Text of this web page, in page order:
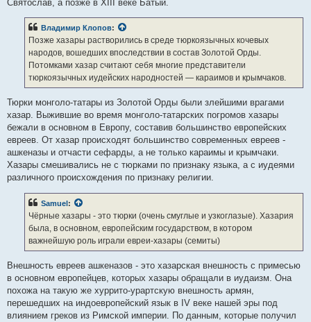
Святослав, а позже в XIII веке Батый.
Владимир Клопов:
Позже хазары растворились в среде тюркоязычных кочевых
народов, вошедших впоследствии в состав Золотой Орды.
Потомками хазар считают себя многие представители
тюркоязычных иудейских народностей — караимов и крымчаков.
Тюрки монголо-татары из Золотой Орды были злейшими врагами
хазар. Выжившие во время монголо-татарских погромов хазары
бежали в основном в Европу, составив большинство европейских
евреев. От хазар происходят большинство современных евреев -
ашкеназы и отчасти сефарды, а не только караимы и крымчаки.
Хазары смешивались не с тюрками по признаку языка, а с иудеями
различного происхождения по признаку религии.
Samuel:
Чёрные хазары - это тюрки (очень смуглые и узкоглазые). Хазария
была, в основном, европейским государством, в котором
важнейшую роль играли евреи-хазары (семиты)
Внешность евреев ашкеназов - это хазарская внешность с примесью
в основном европейцев, которых хазары обращали в иудаизм. Она
похожа на такую же хуррито-урартскую внешность армян,
перешедших на индоевропейский язык в IV веке нашей эры под
влиянием греков из Римской империи. По данным, которые получил